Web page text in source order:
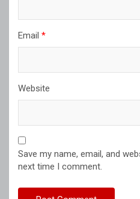
Email *
Website
Save my name, email, and
next time I comment.